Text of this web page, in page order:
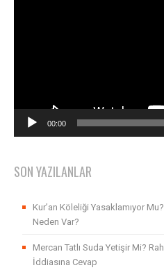
00:00
SON YAZILANLAR
Kur’an Köleliği Yasaklamıyor
Neden Var?
Mercan Tatlı Suda Yetişir Mi?
İddiasına Cevap